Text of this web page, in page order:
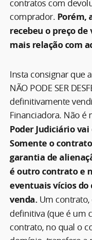
contratos com
comprador. Porém,
recebeu o preço
mais relação com
Insta consignar que
NÃO PODE SER
definitivamente
Financiadora. Não é
Poder Judiciário
Somente o
garantia de
é outro contrato e
eventuais vícios
venda. Um
definitiva (que é um
contrato, no qual o